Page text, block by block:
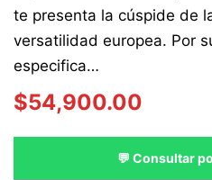
te presenta la cúspide de
versatilidad europea. Por
especifica…
$54,900.00
💬 Consultar